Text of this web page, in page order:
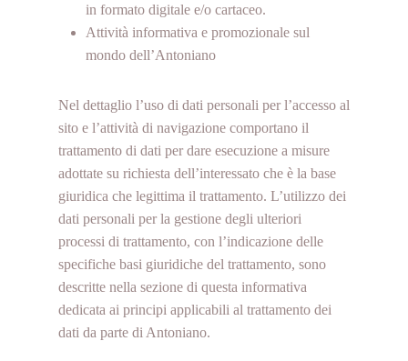
in formato digitale e/o cartaceo.
Attività informativa e promozionale sul
mondo ­­dell’Antoniano
Nel dettaglio l’uso di dati personali per l’accesso al
sito e l’attività di navigazione comportano il
trattamento di dati per dare esecuzione a misure
adottate su richiesta dell’interessato che è la base
giuridica che legittima il trattamento. L’utilizzo dei
dati personali per la gestione degli ulteriori
processi di trattamento, con l’indicazione delle
specifiche basi giuridiche del trattamento, sono
descritte nella sezione di questa informativa
dedicata ai principi applicabili al trattamento dei
dati da parte di Antoniano.